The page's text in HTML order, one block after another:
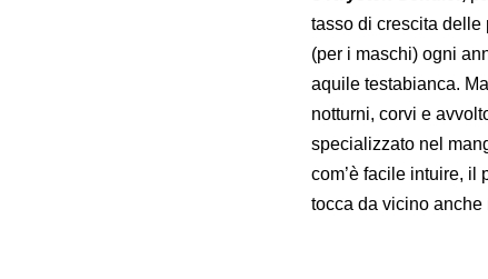
tasso di crescita delle
(per i maschi) ogni
aquile testabianca.
notturni, corvi e
specializzato nel
com’è facile intuire,
tocca da vicino anche